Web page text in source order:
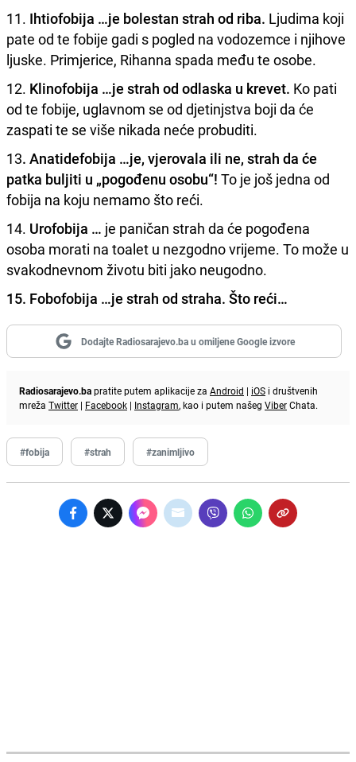
11. Ihtiofobija …je bolestan strah od riba. Ljudima koji
pate od te fobije gadi s pogled na vodozemce i njihove
ljuske. Primjerice, Rihanna spada među te osobe.
12. Klinofobija …je strah od odlaska u krevet. Ko pati
od te fobije, uglavnom se od djetinjstva boji da će
zaspati te se više nikada neće probuditi.
13. Anatidefobija …je, vjerovala ili ne, strah da će
patka buljiti u „pogođenu osobu“! To je još jedna od
fobija na koju nemamo što reći.
14. Urofobija … je paničan strah da će pogođena
osoba morati na toalet u nezgodno vrijeme. To može u
svakodnevnom životu biti jako neugodno.
15. Fobofobija …je strah od straha. Što reći…
Dodajte Radiosarajevo.ba u omiljene Google izvore
Radiosarajevo.bapratite putem aplikacije za Android | iOS i društvenih
mreža Twitter | Facebook | Instagram, kao i putem našeg ViberChata.
#fobija #strah #zanimljivo